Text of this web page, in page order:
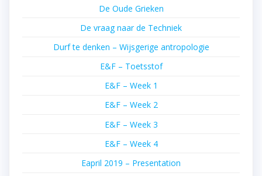
De Oude Grieken
De vraag naar de Techniek
Durf te denken – Wijsgerige antropologie
E&F – Toetsstof
E&F – Week 1
E&F – Week 2
E&F – Week 3
E&F – Week 4
Eapril 2019 – Presentation